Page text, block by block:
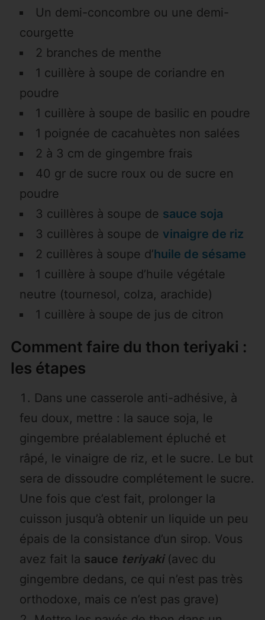
Un demi-concombre ou une demi-
courgette
2 branches de menthe
1 cuillère à soupe de coriandre en
poudre
1 cuillère à soupe de basilic en poudre
1 poignée de cacahuètes non salées
2 à 3 cm de gingembre frais
40 gr de sucre roux ou de sucre en
poudre
3 cuillères à soupe de sauce soja
3 cuillères à soupe de vinaigre de riz
2 cuillères à soupe d’huile de sésame
1 cuillère à soupe d’huile végétale
neutre (tournesol, colza, arachide)
1 cuillère à soupe de jus de citron
Comment faire du thon teriyaki :
les étapes
Dans une casserole anti-adhésive, à
feu doux, mettre : la sauce soja, le
gingembre préalablement épluché et
râpé, le vinaigre de riz, et le sucre. Le but
sera de dissoudre complétement le sucre.
Une fois que c’est fait, prolonger la
cuisson jusqu’à obtenir un liquide un peu
épais de la consistance d’un sirop. Vous
avez fait la sauce teriyaki(avec du
gingembre dedans, ce qui n’est pas très
orthodoxe, mais ce n’est pas grave)